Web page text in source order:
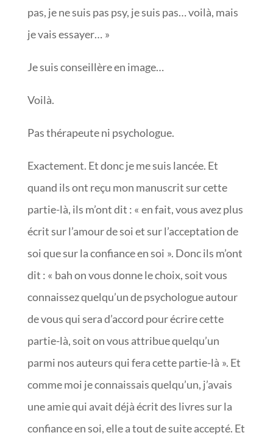
pas, je ne suis pas psy, je suis pas… voilà, mais
je vais essayer… »
Je suis conseillère en image…
Voilà.
Pas thérapeute ni psychologue.
Exactement. Et donc je me suis lancée. Et
quand ils ont reçu mon manuscrit sur cette
partie-là, ils m’ont dit : « en fait, vous avez plus
écrit sur l’amour de soi et sur l’acceptation de
soi que sur la confiance en soi ». Donc ils m’ont
dit : « bah on vous donne le choix, soit vous
connaissez quelqu’un de psychologue autour
de vous qui sera d’accord pour écrire cette
partie-là, soit on vous attribue quelqu’un
parmi nos auteurs qui fera cette partie-là ». Et
comme moi je connaissais quelqu’un, j’avais
une amie qui avait déjà écrit des livres sur la
confiance en soi, elle a tout de suite accepté. Et